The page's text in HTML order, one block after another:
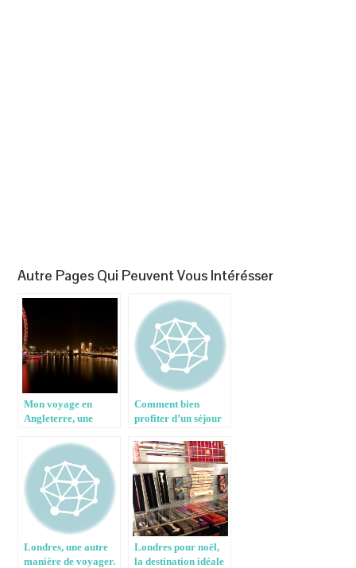
Autre Pages Qui Peuvent Vous Intérésser
Mon voyage en
Angleterre, une
inoubliable – 2
Comment bien
profiter d’un séjour
Londres, une autre
manière de voyager.
Londres pour noël,
la destination idéale